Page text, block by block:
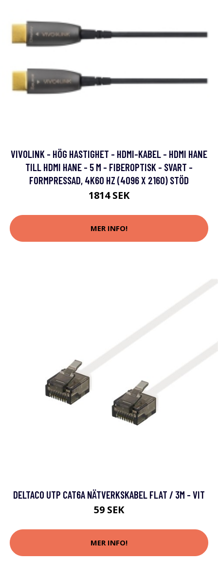
VIVOLINK - HÖG HASTIGHET - HDMI-KABEL - HDMI HANE
TILL HDMI HANE - 5 M - FIBEROPTISK - SVART -
FORMPRESSAD, 4K60 HZ (4096 X 2160) STÖD
1814 SEK
MER INFO!
DELTACO UTP CAT6A NÄTVERKSKABEL FLAT / 3M - VIT
59 SEK
MER INFO!